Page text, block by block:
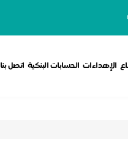
الإهداءات الحسابات البنكية اتصل بنا